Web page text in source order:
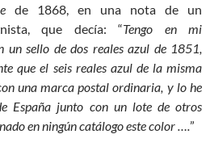
de 1868, en una nota de un
que decía: “Tengo en mi
un sello de dos reales azul de 1851,
que el seis reales azul de la misma
una marca postal ordinaria, y lo he
España junto con un lote de otros
en ningún catálogo este color …. ”